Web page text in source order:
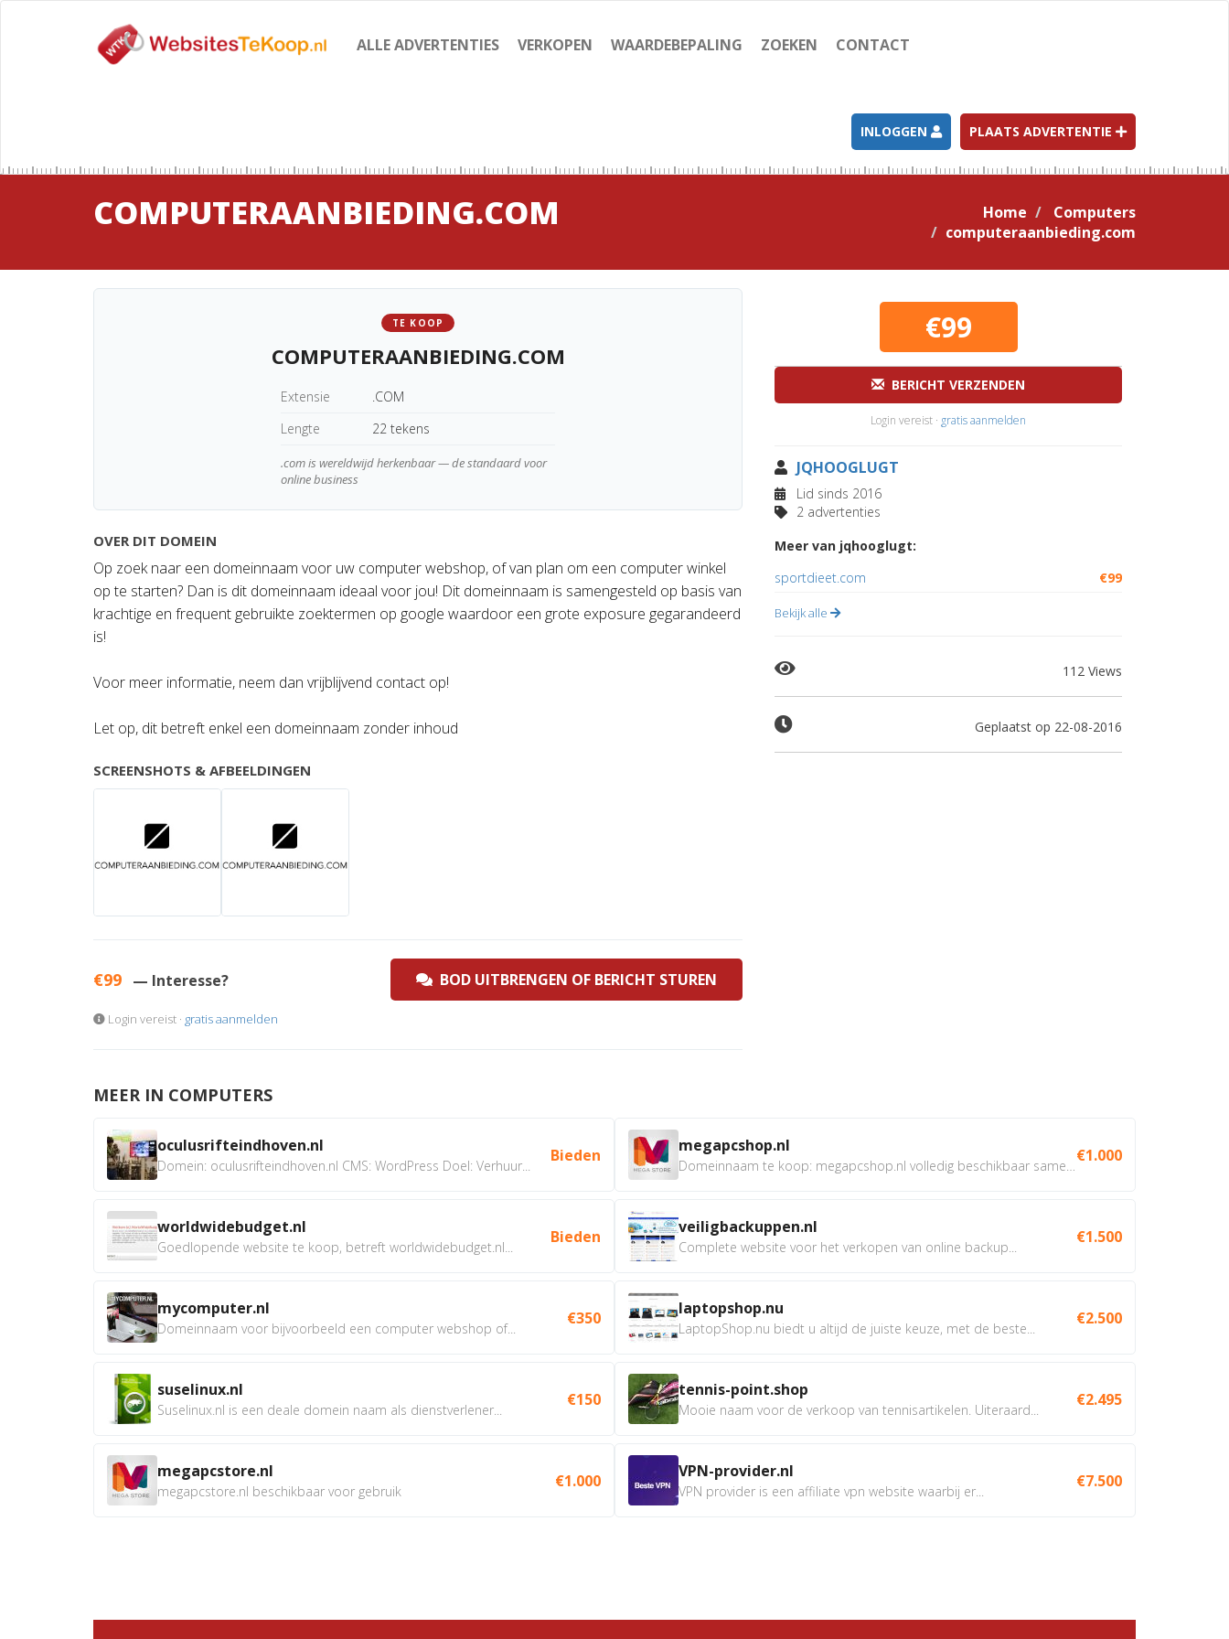
ALLE ADVERTENTIES VERKOPEN WAARDEBEPALING ZOEKEN CONTACT
INLOGGEN PLAATS ADVERTENTIE
COMPUTERAANBIEDING.COM Home
Computers
computeraanbieding.com
TE KOOP
COMPUTERAANBIEDING.COM
Extensie
.COM
Lengte
22 tekens
.com is wereldwijd herkenbaar — de standaard voor
online business
OVER DIT DOMEIN
Op zoek naar een domeinnaam voor uw computer webshop, of van plan om een computer winkel
op te starten? Dan is dit domeinnaam ideaal voor jou! Dit domeinnaam is samengesteld op basis van
krachtige en frequent gebruikte zoektermen op google waardoor een grote exposure gegarandeerd
is!
Voor meer informatie, neem dan vrijblijvend contact op!
Let op, dit betreft enkel een domeinnaam zonder inhoud
SCREENSHOTS & AFBEELDINGEN
€99 — Interesse? BOD UITBRENGEN OF BERICHT STUREN
Login vereist · gratis aanmelden
€99
BERICHT VERZENDEN
Login vereist · gratis aanmelden
JQHOOGLUGT
Lid sinds 2016
2 advertenties
Meer van jqhooglugt:
sportdieet.com
€99
Bekijk alle
112 Views
Geplaatst op 22-08-2016
MEER IN COMPUTERS
oculusrifteindhoven.nl
Domein: oculusrifteindhoven.nl CMS: WordPress Doel: Verhuur...
Bieden
worldwidebudget.nl
Goedlopende website te koop, betreft worldwidebudget.nl...
Bieden
mycomputer.nl
Domeinnaam voor bijvoorbeeld een computer webshop of...
€350
suselinux.nl
Suselinux.nl is een deale domein naam als dienstverlener...
€150
megapcstore.nl
megapcstore.nl beschikbaar voor gebruik
€1.000
megapcshop.nl €1.000
veiligbackuppen.nl
Complete website voor het verkopen van online backup...
€1.500
laptopshop.nu
LaptopShop.nu biedt u altijd de juiste keuze, met de beste...
€2.500
tennis-point.shop
Mooie naam voor de verkoop van tennisartikelen. Uiteraard...
€2.495
VPN-provider.nl
VPN provider is een affiliate vpn website waarbij er...
€7.500